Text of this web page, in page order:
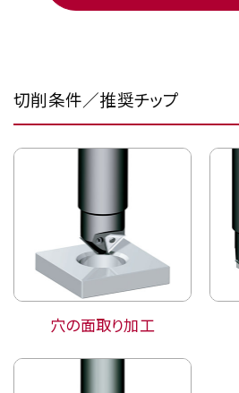
切削条件／推奨チップ
穴の面取り加工